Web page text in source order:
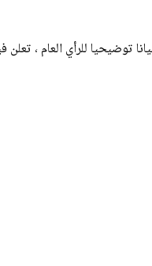
توضيحيا للرأي العام ، تعلن